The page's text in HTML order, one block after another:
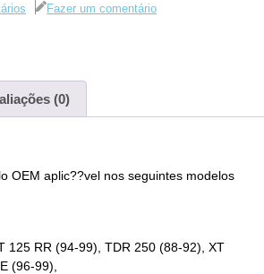
Fazer um comentário
(0)
OEM aplic??vel nos seguintes modelos
125 RR (94-99), TDR 250 (88-92), XT
(96-99),